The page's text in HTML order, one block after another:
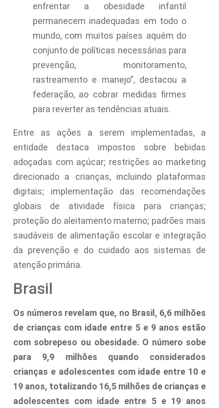
enfrentar a obesidade infantil
permanecem inadequadas em todo o
mundo, com muitos países aquém do
conjunto de políticas necessárias para
prevenção, monitoramento,
rastreamento e manejo”, destacou a
federação, ao cobrar medidas firmes
para reverter as tendências atuais.
Entre as ações a serem implementadas, a
entidade destaca impostos sobre bebidas
adoçadas com açúcar; restrições ao marketing
direcionado a crianças, incluindo plataformas
digitais; implementação das recomendações
globais de atividade física para crianças;
proteção do aleitamento materno; padrões mais
saudáveis de alimentação escolar e integração
da prevenção e do cuidado aos sistemas de
atenção primária.
Brasil
Os números revelam que, no Brasil, 6,6 milhões
de crianças com idade entre 5 e 9 anos estão
com sobrepeso ou obesidade. O número sobe
para 9,9 milhões quando considerados
crianças e adolescentes com idade entre 10 e
19 anos, totalizando 16,5 milhões de crianças e
adolescentes com idade entre 5 e 19 anos